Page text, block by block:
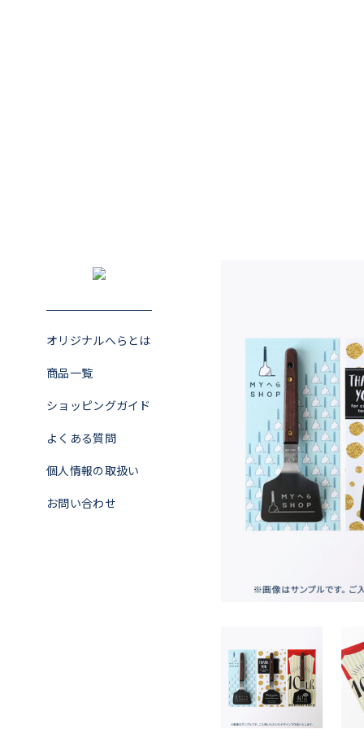
オリジナルへらとは
商品一覧
ショッピングガイド
よくある質問
個人情報の取扱い
お問い合わせ